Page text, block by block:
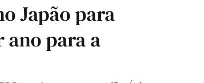
Japão para
ano para a